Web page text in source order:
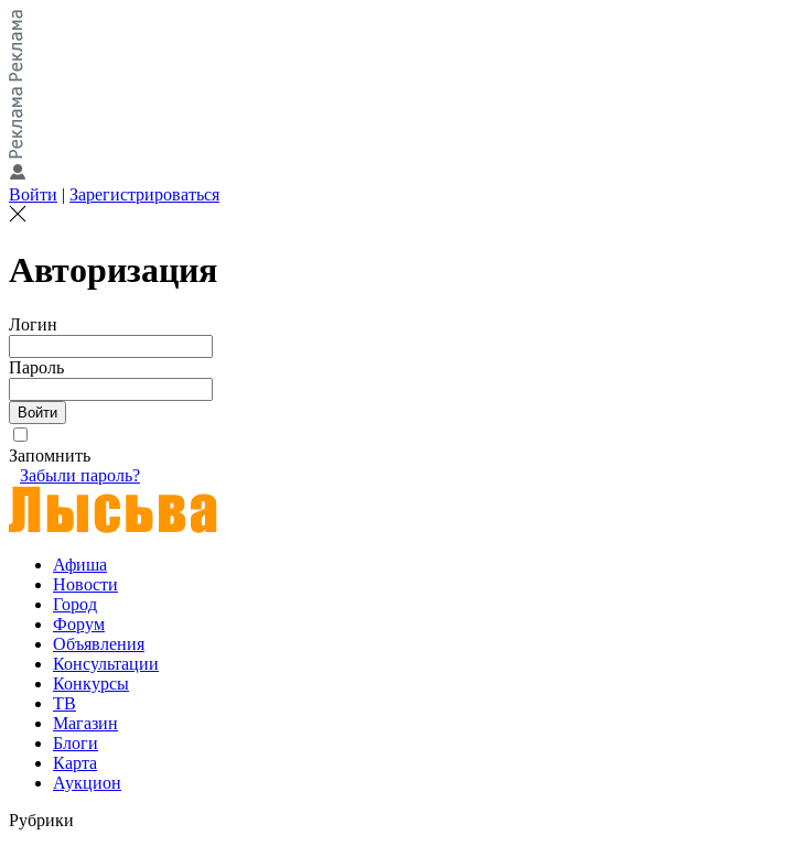
Войти | Зарегистрироваться
Авторизация
Логин
Пароль
Запомнить
Забыли пароль?
Афиша
Новости
Город
Форум
Объявления
Консультации
Конкурсы
ТВ
Магазин
Блоги
Карта
Аукцион
Рубрики